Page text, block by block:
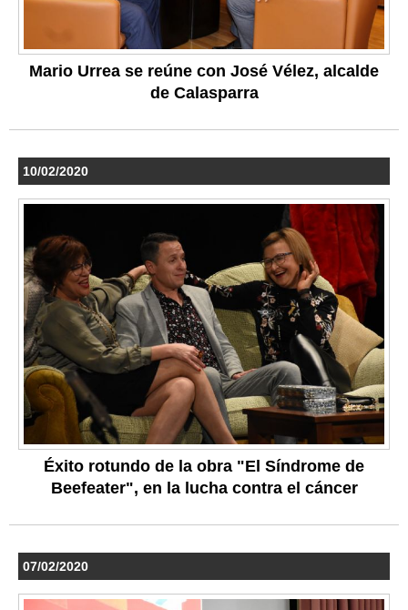
Mario Urrea se reúne con José Vélez, alcalde
de Calasparra
10/02/2020
Éxito rotundo de la obra "El Síndrome de
Beefeater", en la lucha contra el cáncer
07/02/2020